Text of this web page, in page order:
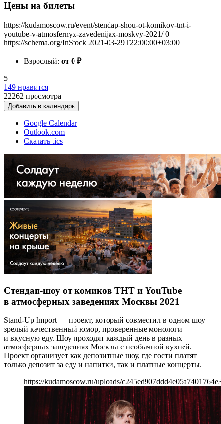
Цены на билеты
https://kudamoscow.ru/event/stendap-shou-ot-komikov-tnt-i-
youtube-v-atmosfernyx-zavedenijax-moskvy-2021/ 0
https://schema.org/InStock 2021-03-29T22:00:00+03:00
Взрослый: от 0 ₽
5+
149 нравится
22262 просмотра
Добавить в календарь
Google Calendar
Outlook.com
Скачать .ics
Стендап-шоу от комиков ТНТ и YouTube
в атмосферных заведениях Москвы 2021
Stand-Up Import — проект, который совместил в одном шоу
зрелый качественный юмор, проверенные монологи
и вкусную еду. Шоу проходят каждый день в разных
атмосферных заведениях Москвы с необычной кухней.
Проект организует как депозитные шоу, где гости платят
только депозит за еду и напитки, так и платные концерты.
https://kudamoscow.ru/uploads/